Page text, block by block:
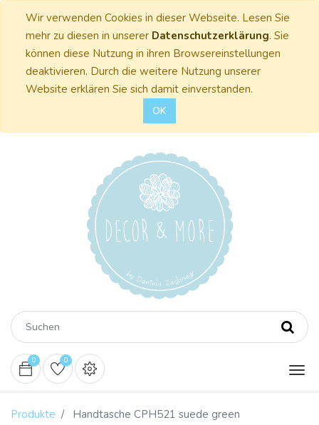
Wir verwenden Cookies in dieser Webseite. Lesen Sie
mehr zu diesen in unserer Datenschutzerklärung. Sie
können diese Nutzung in ihren Browsereinstellungen
deaktivieren. Durch die weitere Nutzung unserer
Website erklären Sie sich damit einverstanden.
OK
0 0
Produkte Handtasche CPH521 suede green